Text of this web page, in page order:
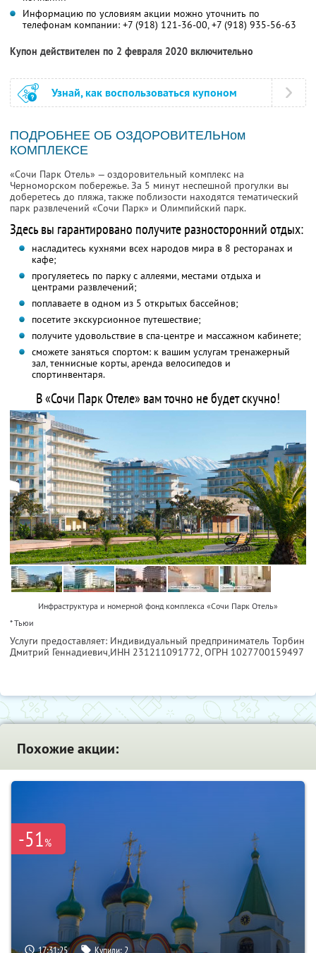
Информацию по условиям акции можно уточнить по
телефонам компании: +7 (918) 121-36-00, +7 (918) 935-56-63
Купон действителен по 2 февраля 2020 включительно
Узнай, как воспользоваться купоном
ПОДРОБНЕЕ ОБ ОЗДОРОВИТЕЛЬНом
КОМПЛЕКСЕ
«Сочи Парк Отель» — оздоровительный комплекс на
Черноморском побережье. За 5 минут неспешной прогулки вы
доберетесь до пляжа, также поблизости находятся тематический
парк развлечений «Сочи Парк» и Олимпийский парк.
Здесь вы гарантировано получите разносторонний отдых:
насладитесь кухнями всех народов мира в 8 ресторанах и
кафе;
прогуляетесь по парку с аллеями, местами отдыха и
центрами развлечений;
поплаваете в одном из 5 открытых бассейнов;
посетите экскурсионное путешествие;
получите удовольствие в спа-центре и массажном кабинете;
сможете заняться спортом: к вашим услугам тренажерный
зал, теннисные корты, аренда велосипедов и
спортинвентаря.
В «Сочи Парк Отеле» вам точно не будет скучно!
Инфраструктура и номерной фонд комплекса «Сочи Парк Отель»
* Тьюи
Услуги предоставляет: Индивидуальный предприниматель Торбин
Дмитрий Геннадиевич,ИНН 231211091772, ОГРН 1027700159497
Похожие акции:
-51%
17:31:23 Купили:2